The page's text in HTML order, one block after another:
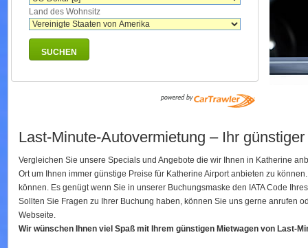
Land des Wohnsitz
SUCHEN
Last-Minute-Autovermietung – Ihr
Vergleichen Sie unsere Specials und Angebote die wir Ihnen in Katherine
Ort um Ihnen immer günstige Preise für Katherine Airport anbieten zu
können. Es genügt wenn Sie in unserer Buchungsmaske den IATA Code
Sollten Sie Fragen zu Ihrer Buchung haben, können Sie uns gerne anrufen
Webseite.
Wir wünschen Ihnen viel Spaß mit Ihrem günstigen Mietwagen von Last-